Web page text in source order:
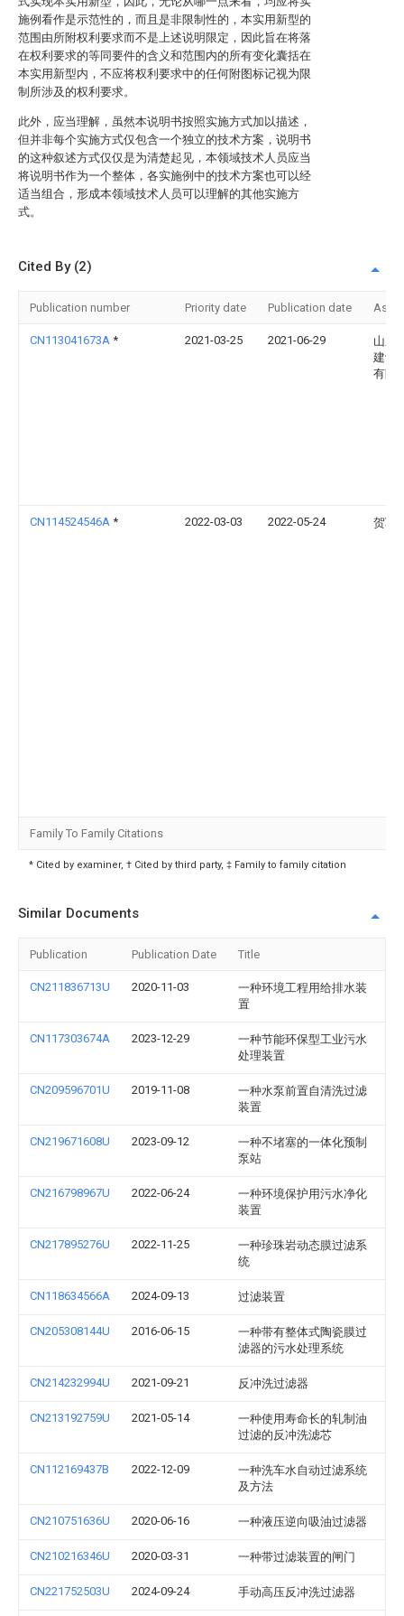
施例看作是示范性的，而且是非限制性的，本实用新型的
范围由所附权利要求而不是上述说明限定，因此旨在将落
在权利要求的等同要件的含义和范围内的所有变化囊括在
本实用新型内，不应将权利要求中的任何附图标记视为限
制所涉及的权利要求。
此外，应当理解，虽然本说明书按照实施方式加以描述，
但并非每个实施方式仅包含一个独立的技术方案，说明书
的这种叙述方式仅仅是为清楚起见，本领域技术人员应当
将说明书作为一个整体，各实施例中的技术方案也可以经
适当组合，形成本领域技术人员可以理解的其他实施方
式。
Cited By (2)
Publication number Priority date Publication date
CN113041673A * 2021-03-25 2021-06-29
山东
建设
有限
CN114524546A * 2022-03-03 2022-05-24 贺军
Family To Family Citations
* Cited by examiner, † Cited by third party, ‡ Family to family citation
Similar Documents
Publication Publication Date Title
CN211836713U 2020-11-03
一种环境工程用给排水装
置
CN117303674A 2023-12-29
一种节能环保型工业污水
处理装置
CN209596701U 2019-11-08
一种水泵前置自清洗过滤
装置
CN219671608U 2023-09-12
一种不堵塞的一体化预制
泵站
CN216798967U 2022-06-24
一种环境保护用污水净化
装置
CN217895276U 2022-11-25
一种珍珠岩动态膜过滤系
统
CN118634566A 2024-09-13 过滤装置
CN205308144U 2016-06-15
一种带有整体式陶瓷膜过
滤器的污水处理系统
CN214232994U 2021-09-21 反冲洗过滤器
CN213192759U 2021-05-14
一种使用寿命长的轧制油
过滤的反冲洗滤芯
CN112169437B 2022-12-09
一种洗车水自动过滤系统
及方法
CN210751636U 2020-06-16 一种液压逆向吸油过滤器
CN210216346U 2020-03-31 一种带过滤装置的闸门
CN221752503U 2024-09-24 手动高压反冲洗过滤器